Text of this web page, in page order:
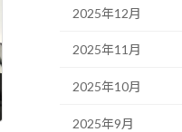
2025年12月
2025年11月
2025年10月
2025年9月